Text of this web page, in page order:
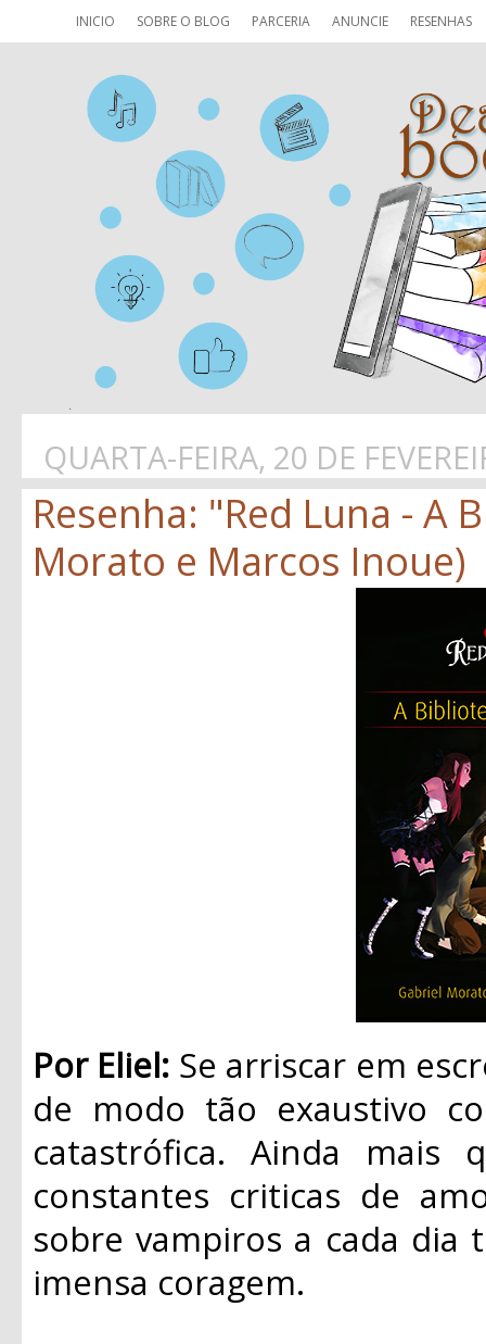
INICIO SOBRE O BLOG PARCERIA ANUNCIE RESENHAS
QUARTA-FEIRA, 20 DE
Resenha: "Red Luna - A
Morato e Marcos Inoue)
Por Eliel: Se arriscar em
de modo tão exaustivo
catastrófica. Ainda
constantes criticas de
sobre vampiros a cada
imensa coragem.